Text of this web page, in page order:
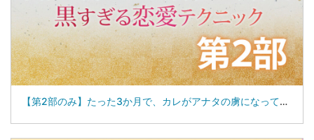
【第2部のみ】たった3か月で、カレがアナタの虜になってしまう！ 女性が驚く８つの男性の本音と、黒すぎる恋愛テクニック(04-27-02)